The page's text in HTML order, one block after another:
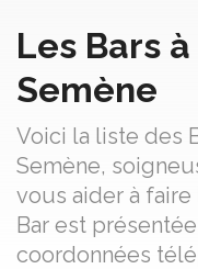
Les Bars
Semène
Voici la liste des
Semène,
vous aider à
Bar est
coordonnées